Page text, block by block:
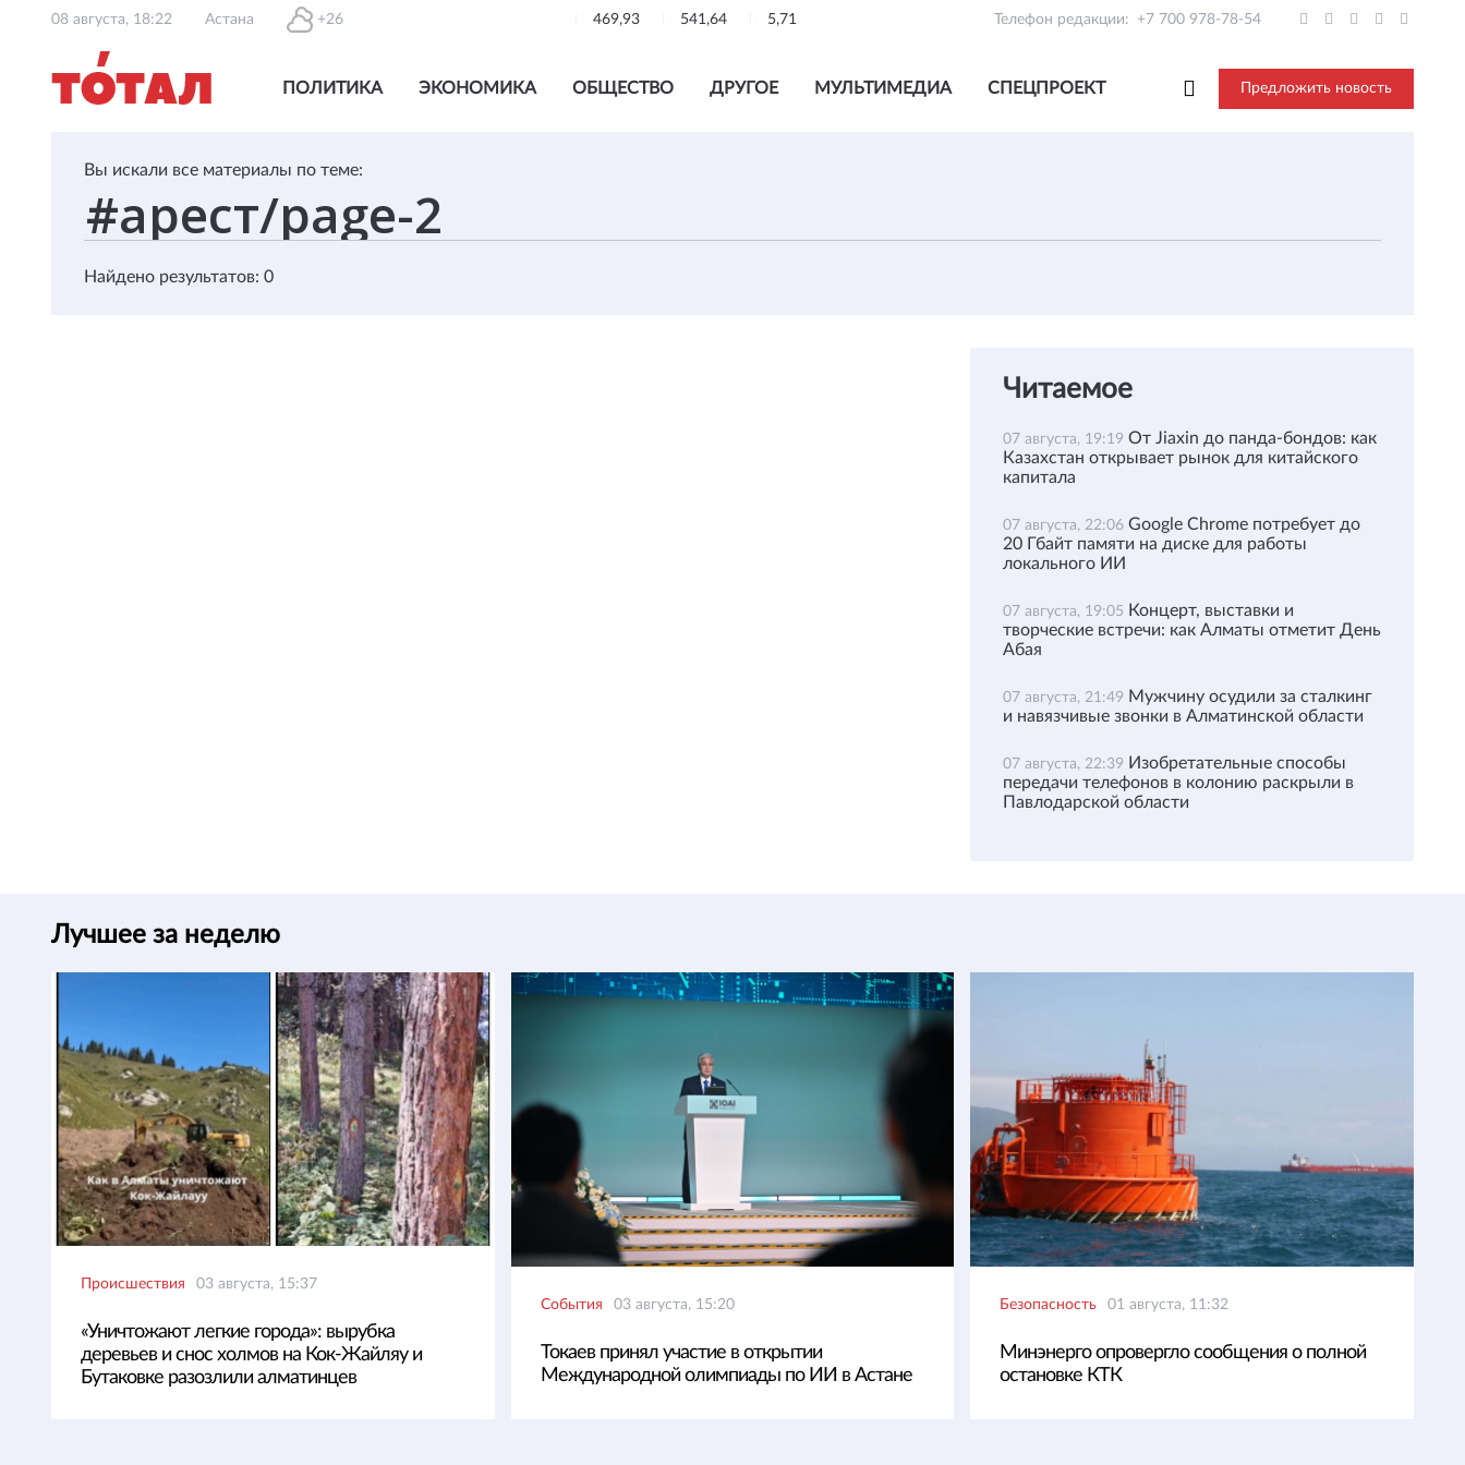
08 августа, 18:22 Астана +26 469,93 541,64 5,71 Телефон редакции: +7 700 978-78-54
ПОЛИТИКА ЭКОНОМИКА ОБЩЕСТВО ДРУГОЕ МУЛЬТИМЕДИА СПЕЦПРОЕКТ Предложить новость
Вы искали все материалы по теме:
Найдено результатов: 0
Читаемое
07 августа, 19:19 От Jiaxin до панда-бондов: как
Казахстан открывает рынок для китайского
капитала
07 августа, 22:06 Google Chrome потребует до
20 Гбайт памяти на диске для работы
локального ИИ
07 августа, 19:05 Концерт, выставки и
творческие встречи: как Алматы отметит День
Абая
07 августа, 21:49 Мужчину осудили за сталкинг
и навязчивые звонки в Алматинской области
07 августа, 22:39 Изобретательные способы
передачи телефонов в колонию раскрыли в
Павлодарской области
Лучшее за неделю
Происшествия 03 августа, 15:37
«Уничтожают легкие города»: вырубка
деревьев и снос холмов на Кок-Жайляу и
Бутаковке разозлили алматинцев
События 03 августа, 15:20
Токаев принял участие в открытии
Международной олимпиады по ИИ в Астане
Безопасность 01 августа, 11:32
Минэнерго опровергло сообщения о полной
остановке КТК